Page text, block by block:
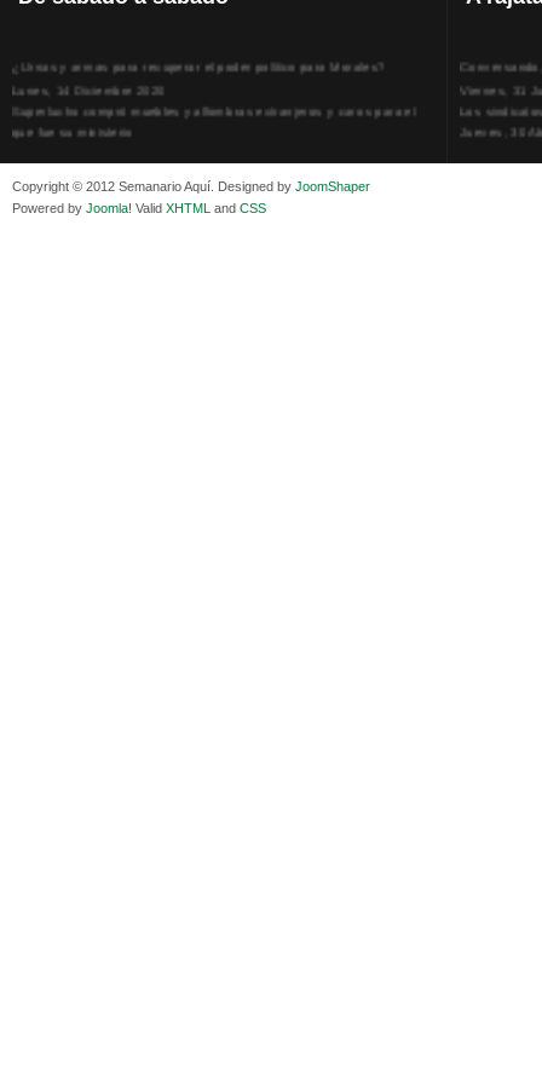
¿Urnas y armas para recuperar el poder político para Morales?
Lunes, 14 Diciembre 2020
Superlucho compró muebles y alfombras extranjeros y caros para el
que fue su ministerio
Viernes, 11 Diciembre 2020
Medios de difusión, amigos y enemigos de Evo Morales
Viernes, 31
Los
Jueves, 30
Copyright © 2012 Semanario Aquí. Designed by JoomShaper
Powered by Joomla! Valid XHTML and CSS